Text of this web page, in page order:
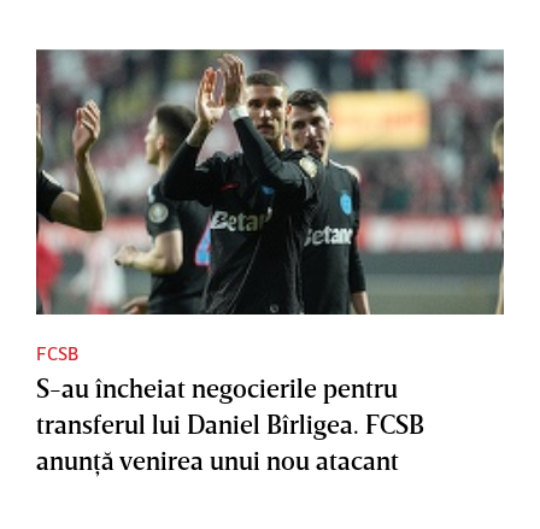
FCSB
S-au încheiat negocierile pentru
transferul lui Daniel Bîrligea. FCSB
anunţă venirea unui nou atacant